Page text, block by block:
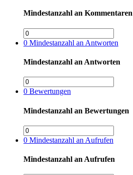
Mindestanzahl an Kommentaren
0 Mindestanzahl an Antworten
Mindestanzahl an Antworten
0 Bewertungen
Mindestanzahl an Bewertungen
0 Mindestanzahl an Aufrufen
Mindestanzahl an Aufrufen